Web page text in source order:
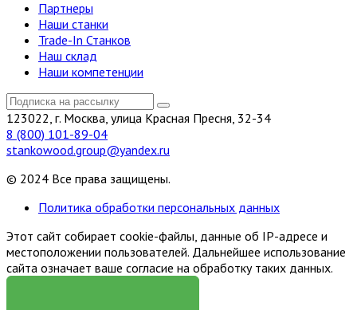
Партнеры
Наши станки
Trade-In Станков
Наш склад
Наши компетенции
123022, г. Москва, улица Красная Пресня, 32-34
8 (800) 101-89-04
stankowood.group@yandex.ru
© 2024 Все права защищены.
Политика обработки персональных данных
Этот сайт собирает cookie-файлы, данные об IP-адресе и
местоположении пользователей. Дальнейшее использование
сайта означает ваше согласие на обработку таких данных.